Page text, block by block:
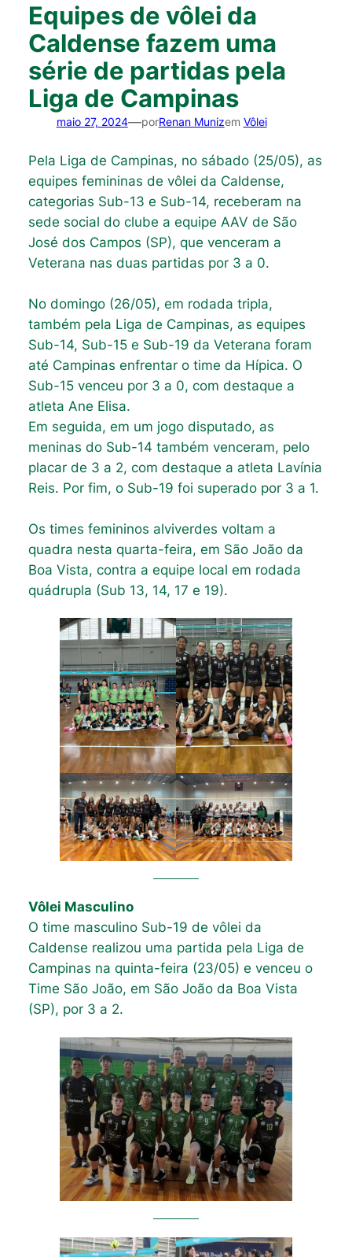
Equipes de vôlei da
Caldense fazem uma
série de partidas pela
Liga de Campinas
maio 27, 2024—porRenan Munizem Vôlei
Pela Liga de Campinas, no sábado (25/05), as
equipes femininas de vôlei da Caldense,
categorias Sub-13 e Sub-14, receberam na
sede social do clube a equipe AAV de São
José dos Campos (SP), que venceram a
Veterana nas duas partidas por 3 a 0.
No domingo (26/05), em rodada tripla,
também pela Liga de Campinas, as equipes
Sub-14, Sub-15 e Sub-19 da Veterana foram
até Campinas enfrentar o time da Hípica. O
Sub-15 venceu por 3 a 0, com destaque a
atleta Ane Elisa.
Em seguida, em um jogo disputado, as
meninas do Sub-14 também venceram, pelo
placar de 3 a 2, com destaque a atleta Lavínia
Reis. Por fim, o Sub-19 foi superado por 3 a 1.
Os times femininos alviverdes voltam a
quadra nesta quarta-feira, em São João da
Boa Vista, contra a equipe local em rodada
quádrupla (Sub 13, 14, 17 e 19).
Vôlei Masculino
O time masculino Sub-19 de vôlei da
Caldense realizou uma partida pela Liga de
Campinas na quinta-feira (23/05) e venceu o
Time São João, em São João da Boa Vista
(SP), por 3 a 2.